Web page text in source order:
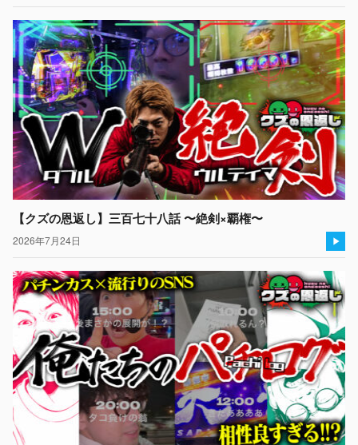
【クズの恩返し】三百七十八話 〜絶剣×覇権〜
2026年7月24日